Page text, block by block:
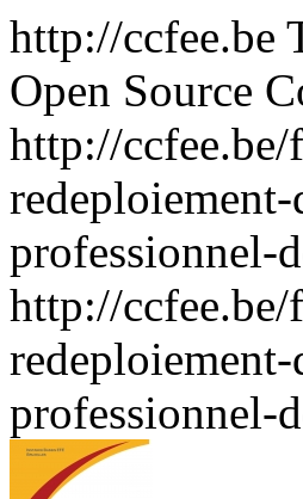
http://ccfee.be
Open Source
http://
professionnel-
http://
professionnel-